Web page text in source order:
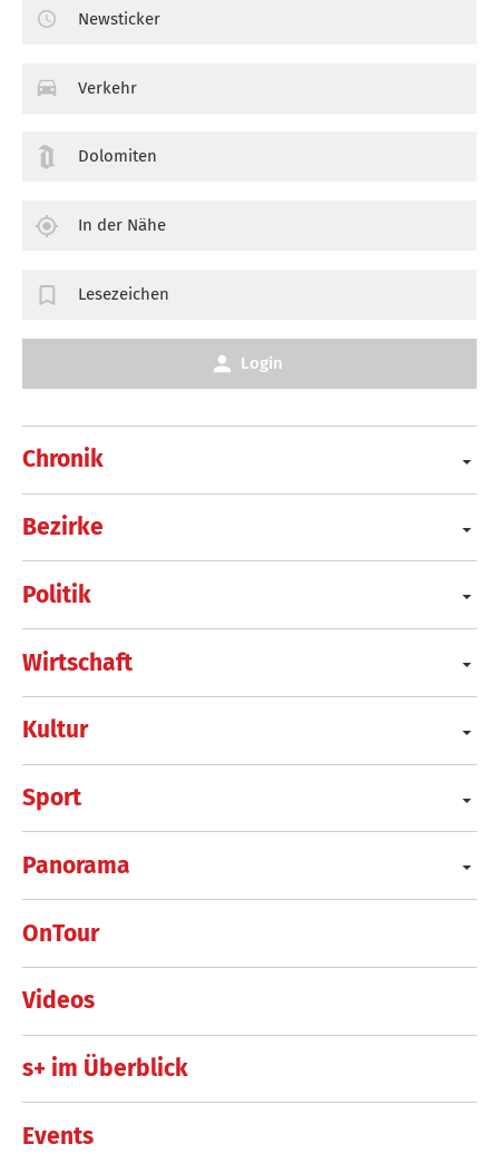
Chronik
Bezirke
Politik
Wirtschaft
Kultur
Sport
Panorama
OnTour
Videos
s+ im Überblick
Events
Newsticker
Verkehr
Dolomiten
In der Nähe
Lesezeichen
Login